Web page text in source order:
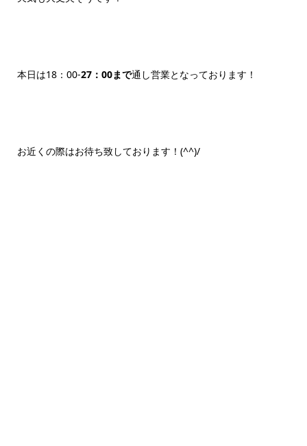
本日は18：00-27：00まで通し営業となっております！
お近くの際はお待ち致しております！(^^)/